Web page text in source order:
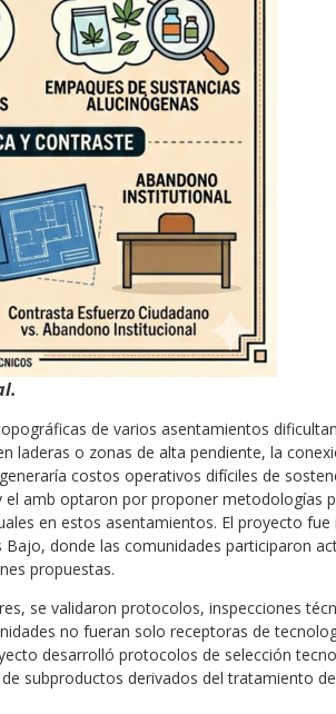
de varios asentamientos
laderas o zonas de alta pendiente, la
costos operativos difíciles de
amb optaron por proponer metodologías
en estos asentamientos. El proyecto
donde las comunidades participaron
propuestas.
se validaron protocolos, inspecciones
no fueran solo receptoras de
desarrolló protocolos de selección
subproductos derivados del tratamiento